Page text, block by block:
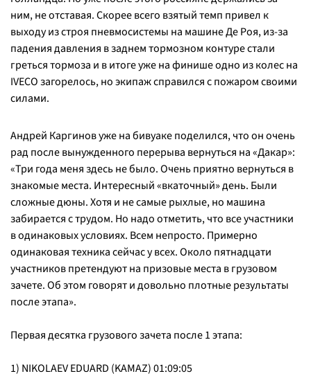
ним, не отставая. Скорее всего взятый темп привел к
выходу из строя пневмосистемы на машине Де Роя, из-за
падения давления в заднем тормозном контуре стали
греться тормоза и в итоге уже на финише одно из колес на
IVECO загорелось, но экипаж справился с пожаром своими
силами.
Андрей Каргинов уже на бивуаке поделился, что он очень
рад после вынужденного перерыва вернуться на «Дакар»:
«Три года меня здесь не было. Очень приятно вернуться в
знакомые места. Интересный «вкаточный» день. Были
сложные дюны. Хотя и не самые рыхлые, но машина
забирается с трудом. Но надо отметить, что все участники
в одинаковых условиях. Всем непросто. Примерно
одинаковая техника сейчас у всех. Около пятнадцати
участников претендуют на призовые места в грузовом
зачете. Об этом говорят и довольно плотные результаты
после этапа».
Первая десятка грузового зачета после 1 этапа:
1) NIKOLAEV EDUARD (KAMAZ) 01:09:05